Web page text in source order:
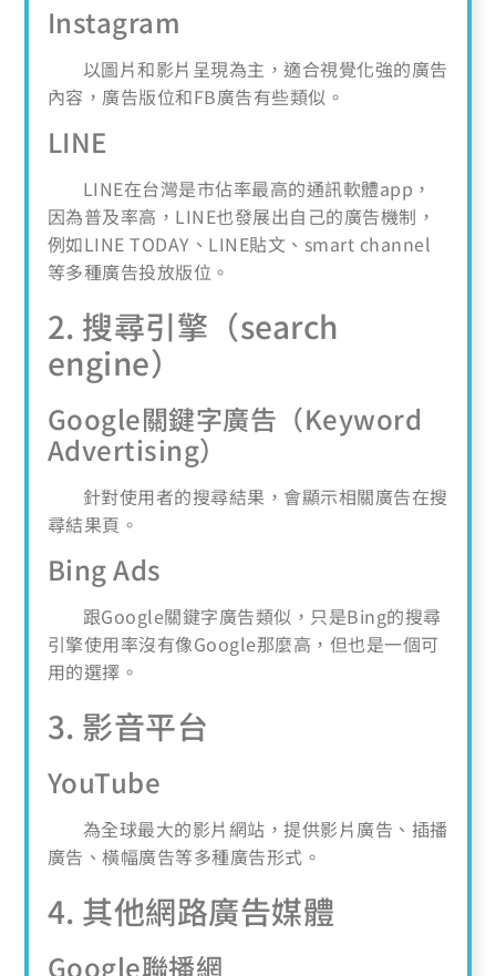
Instagram
以圖片和影片呈現為主，適合視覺化強的廣告
內容，廣告版位和FB廣告有些類似。
LINE
LINE在台灣是市佔率最高的通訊軟體app，
因為普及率高，LINE也發展出自己的廣告機制，
例如LINE TODAY、LINE貼文、smart channel
等多種廣告投放版位。
2. 搜尋引擎（search
engine）
Google關鍵字廣告（Keyword
Advertising）
針對使用者的搜尋結果，會顯示相關廣告在搜
尋結果頁。
Bing Ads
跟Google關鍵字廣告類似，只是Bing的搜尋
引擎使用率沒有像Google那麼高，但也是一個可
用的選擇。
3. 影音平台
YouTube
為全球最大的影片網站，提供影片廣告、插播
廣告、橫幅廣告等多種廣告形式。
4. 其他網路廣告媒體
Google聯播網